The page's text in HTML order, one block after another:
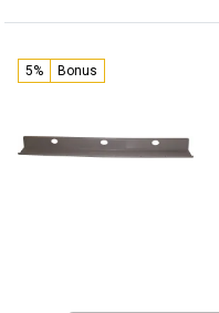
5% Bonus